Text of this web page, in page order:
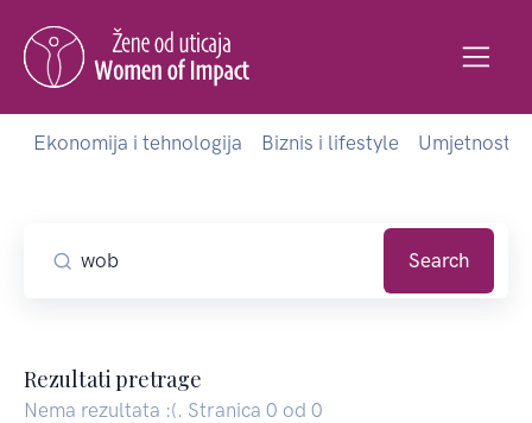
Ekonomija i tehnologija Biznis i lifestyle Umjetnost i
Search
Rezultati pretrage
Nema rezultata :(. Stranica 0 od 0